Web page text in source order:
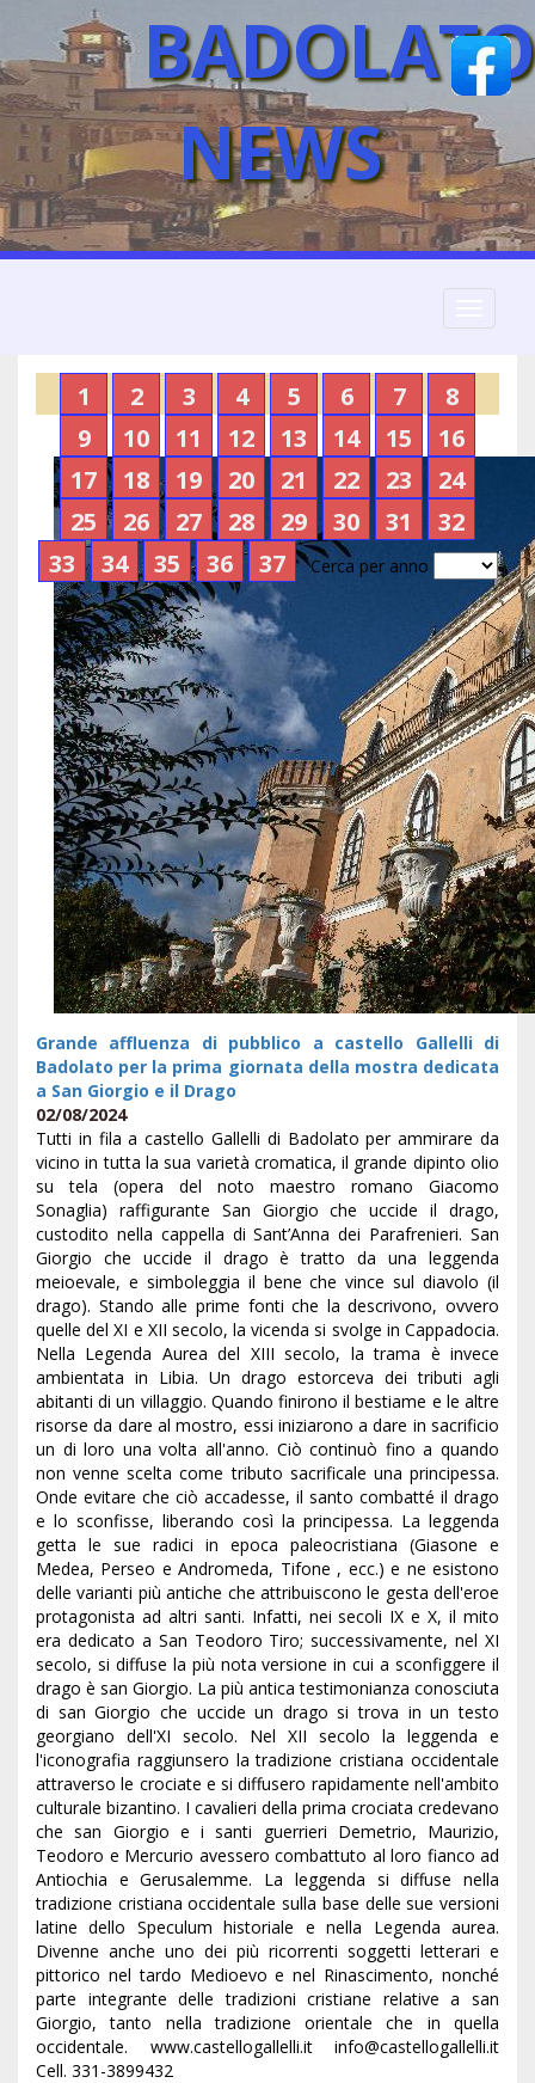
BADOLATO
NEWS
1 2 3 4 5 6 7
8
9
10 11 12 13 14 15
16
17
18 19 20 21 22 23
24
25
26 27 28 29 30 31
32
33
34 35 36 37 Cerca per anno
Grande affluenza di pubblico a castello Gallelli di
Badolato per la prima giornata della mostra dedicata
a San Giorgio e il Drago
02/08/2024
Tutti in fila a castello Gallelli di Badolato per ammirare da
vicino in tutta la sua varietà cromatica, il grande dipinto olio
su tela (opera del noto maestro romano Giacomo
Sonaglia) raffigurante San Giorgio che uccide il drago,
custodito nella cappella di Sant’Anna dei Parafrenieri. San
Giorgio che uccide il drago è tratto da una leggenda
meioevale, e simboleggia il bene che vince sul diavolo (il
drago). Stando alle prime fonti che la descrivono, ovvero
quelle del XI e XII secolo, la vicenda si svolge in Cappadocia.
Nella Legenda Aurea del XIII secolo, la trama è invece
ambientata in Libia. Un drago estorceva dei tributi agli
abitanti di un villaggio. Quando finirono il bestiame e le altre
risorse da dare al mostro, essi iniziarono a dare in sacrificio
un di loro una volta all'anno. Ciò continuò fino a quando
non venne scelta come tributo sacrificale una principessa.
Onde evitare che ciò accadesse, il santo combatté il drago
e lo sconfisse, liberando così la principessa. La leggenda
getta le sue radici in epoca paleocristiana (Giasone e
Medea, Perseo e Andromeda, Tifone , ecc.) e ne esistono
delle varianti più antiche che attribuiscono le gesta dell'eroe
protagonista ad altri santi. Infatti, nei secoli IX e X, il mito
era dedicato a San Teodoro Tiro; successivamente, nel XI
secolo, si diffuse la più nota versione in cui a sconfiggere il
drago è san Giorgio. La più antica testimonianza conosciuta
di san Giorgio che uccide un drago si trova in un testo
georgiano dell'XI secolo. Nel XII secolo la leggenda e
l'iconografia raggiunsero la tradizione cristiana occidentale
attraverso le crociate e si diffusero rapidamente nell'ambito
culturale bizantino. I cavalieri della prima crociata credevano
che san Giorgio e i santi guerrieri Demetrio, Maurizio,
Teodoro e Mercurio avessero combattuto al loro fianco ad
Antiochia e Gerusalemme. La leggenda si diffuse nella
tradizione cristiana occidentale sulla base delle sue versioni
latine dello Speculum historiale e nella Legenda aurea.
Divenne anche uno dei più ricorrenti soggetti letterari e
pittorico nel tardo Medioevo e nel Rinascimento, nonché
parte integrante delle tradizioni cristiane relative a san
Giorgio, tanto nella tradizione orientale che in quella
occidentale. www.castellogallelli.it info@castellogallelli.it
Cell. 331-3899432